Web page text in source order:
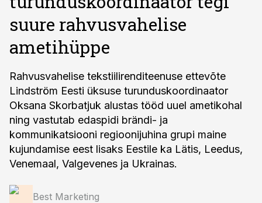
suure rahvusvahelise
ametihüppe
Rahvusvahelise tekstiilirenditeenuse ettevõte
Lindström Eesti üksuse turunduskoordinaator
Oksana Skorbatjuk alustas tööd uuel ametikohal
ning vastutab edaspidi brändi- ja
kommunikatsiooni regioonijuhina grupi maine
kujundamise eest lisaks Eestile ka Lätis, Leedus,
Venemaal, Valgevenes ja Ukrainas.
Best Marketing